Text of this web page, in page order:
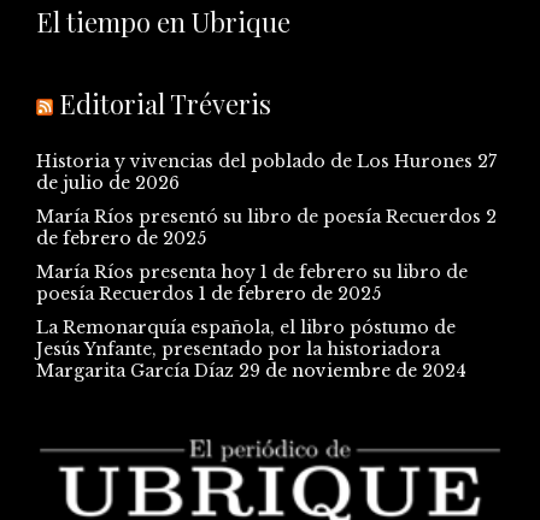
El tiempo en Ubrique
Editorial Tréveris
Historia y vivencias del poblado de Los Hurones 27
de julio de 2026
María Ríos presentó su libro de poesía Recuerdos 2
de febrero de 2025
María Ríos presenta hoy 1 de febrero su libro de
poesía Recuerdos 1 de febrero de 2025
La Remonarquía española, el libro póstumo de
Jesús Ynfante, presentado por la historiadora
Margarita García Díaz 29 de noviembre de 2024